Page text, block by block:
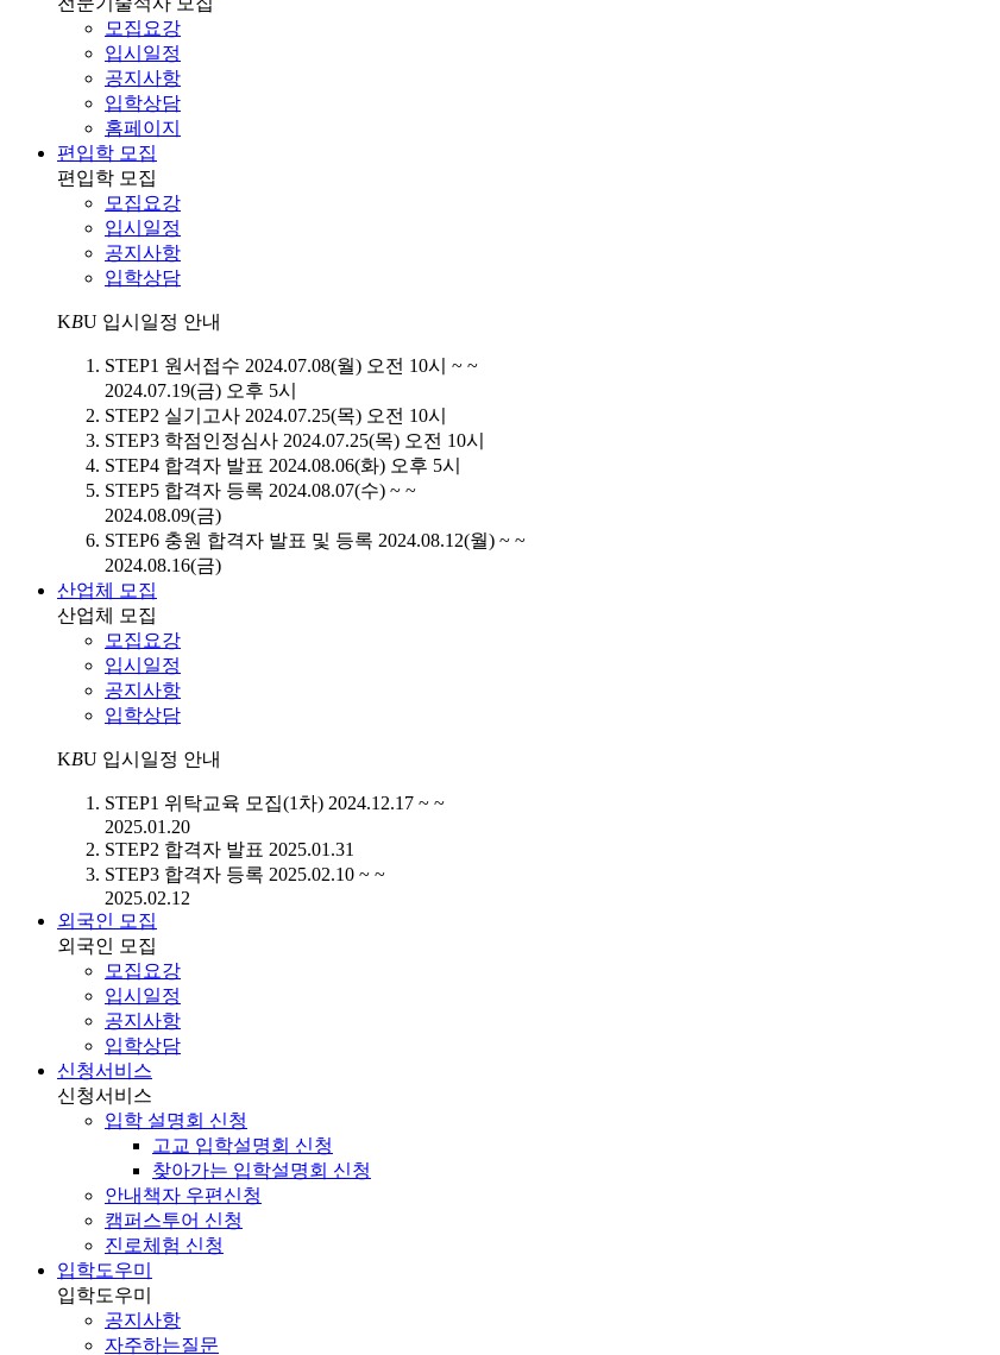
모집요강
입시일정
공지사항
입학상담
홈페이지
편입학 모집
편입학 모집
모집요강
입시일정
공지사항
입학상담
KBU 입시일정 안내
STEP1 원서접수 2024.07.08(월) 오전 10시 ~ ~
2024.07.19(금) 오후 5시
STEP2 실기고사 2024.07.25(목) 오전 10시
STEP3 학점인정심사 2024.07.25(목) 오전 10시
STEP4 합격자 발표 2024.08.06(화) 오후 5시
STEP5 합격자 등록 2024.08.07(수) ~ ~
2024.08.09(금)
STEP6 충원 합격자 발표 및 등록 2024.08.12(월) ~ ~
2024.08.16(금)
산업체 모집
산업체 모집
모집요강
입시일정
공지사항
입학상담
KBU 입시일정 안내
STEP1 위탁교육 모집(1차) 2024.12.17 ~ ~
2025.01.20
STEP2 합격자 발표 2025.01.31
STEP3 합격자 등록 2025.02.10 ~ ~
2025.02.12
외국인 모집
외국인 모집
모집요강
입시일정
공지사항
입학상담
신청서비스
신청서비스
입학 설명회 신청
고교 입학설명회 신청
찾아가는 입학설명회 신청
안내책자 우편신청
캠퍼스투어 신청
진로체험 신청
입학도우미
입학도우미
공지사항
자주하는질문